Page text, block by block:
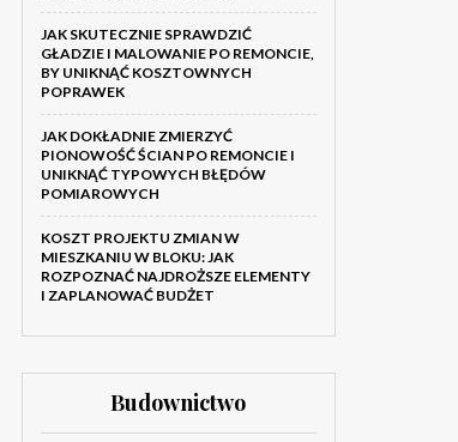
JAK SKUTECZNIE SPRAWDZIĆ
GŁADZIE I MALOWANIE PO REMONCIE,
BY UNIKNĄĆ KOSZTOWNYCH
POPRAWEK
JAK DOKŁADNIE ZMIERZYĆ
PIONOWOŚĆ ŚCIAN PO REMONCIE I
UNIKNĄĆ TYPOWYCH BŁĘDÓW
POMIAROWYCH
KOSZT PROJEKTU ZMIAN W
MIESZKANIU W BLOKU: JAK
ROZPOZNAĆ NAJDROŻSZE ELEMENTY
I ZAPLANOWAĆ BUDŻET
Budownictwo